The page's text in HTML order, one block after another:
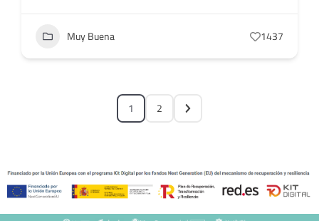
Muy Buena 1437
1 2